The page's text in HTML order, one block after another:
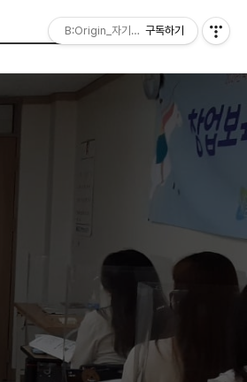
B:Origin_자기다움을 디자인합니다
구독하기